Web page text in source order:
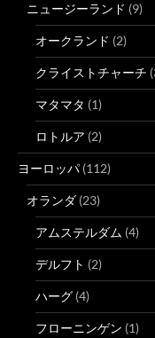
ニュージーランド (9)
オークランド (2)
クライストチャーチ
マタマタ (1)
ロトルア (2)
ヨーロッパ (112)
オランダ (23)
アムステルダム (4)
デルフト (2)
ハーグ (4)
フローニンゲン (1)